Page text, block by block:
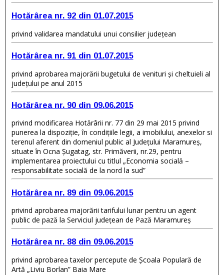
Hotărârea nr. 92 din 01.07.2015
privind validarea mandatului unui consilier judeţean
Hotărârea nr. 91 din 01.07.2015
privind aprobarea majorării bugetului de venituri şi cheltuieli al
judeţului pe anul 2015
Hotărârea nr. 90 din 09.06.2015
privind modificarea Hotărârii nr. 77 din 29 mai 2015 privind
punerea la dispoziţie, în condiţiile legii, a imobilului, anexelor si
terenul aferent din domeniul public al Judeţului Maramureş,
situate în Ocna Şugatag, str. Primăverii, nr.29, pentru
implementarea proiectului cu titlul „Economia socială –
responsabilitate socială de la nord la sud”
Hotărârea nr. 89 din 09.06.2015
privind aprobarea majorării tarifului lunar pentru un agent
public de pază la Serviciul judeţean de Pază Maramureş
Hotărârea nr. 88 din 09.06.2015
privind aprobarea taxelor percepute de Şcoala Populară de
Artă „Liviu Borlan” Baia Mare